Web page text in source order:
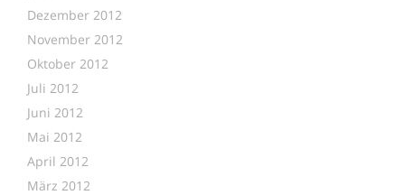
Dezember 2012
November 2012
Oktober 2012
Juli 2012
Juni 2012
Mai 2012
April 2012
März 2012